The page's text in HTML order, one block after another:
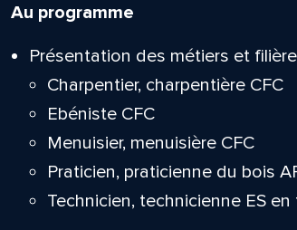
Au programme
Présentation des métiers et
Charpentier, charpentière CFC
Ebéniste CFC
Menuisier, menuisière CFC
Praticien, praticienne du bois
Technicien, technicienne ES